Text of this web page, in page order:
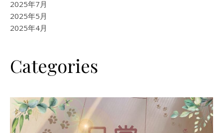
2025年7月
2025年5月
2025年4月
Categories